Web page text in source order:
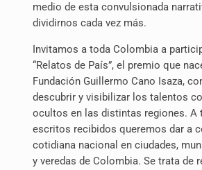
medio de esta convulsionada
dividirnos cada vez más.
Invitamos a toda Colombia a
“Relatos de País”, el premio que
Fundación Guillermo Cano Isaza,
descubrir y visibilizar los talentos
ocultos en las distintas regiones. A
escritos recibidos queremos dar a
cotidiana nacional en ciudades,
y veredas de Colombia. Se trata de